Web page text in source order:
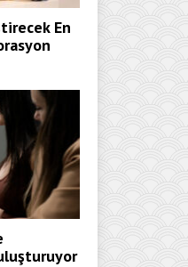
En